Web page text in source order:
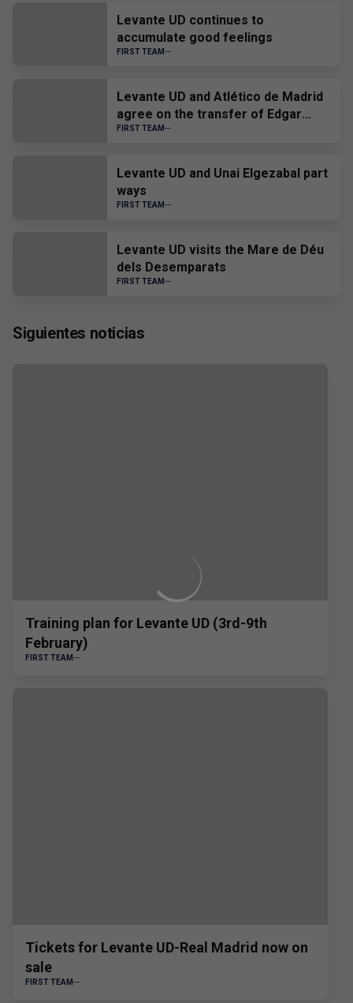
Levante UD continues to
accumulate good feelings
FIRST TEAM
Levante UD and Atlético de Madrid
agree on the transfer of Edgar
Alcañiz
FIRST TEAM
Levante UD and Unai Elgezabal part
ways
FIRST TEAM
Levante UD visits the Mare de Déu
dels Desemparats
FIRST TEAM
Siguientes noticias
Training plan for Levante UD (3rd-9th
February)
FIRST TEAM
Tickets for Levante UD-Real Madrid now on
sale
FIRST TEAM